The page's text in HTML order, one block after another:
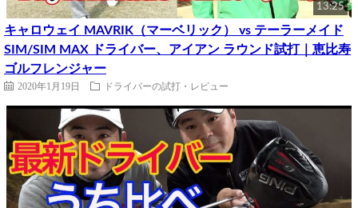
13:25
キャロウェイ MAVRIK（マーベリック） vs テーラーメイド
SIM/SIM MAX ドライバー、アイアン ラウンド試打｜恵比寿
ゴルフレンジャー
2020年1月19日 ドライバーの試打・レビュー